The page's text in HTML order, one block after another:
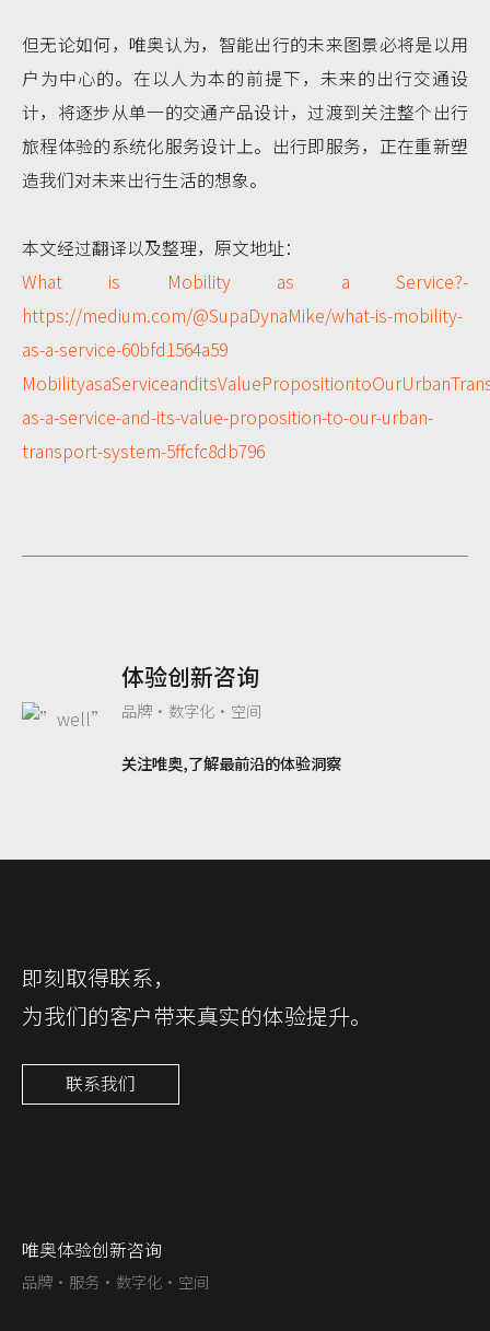
但无论如何，唯奥认为，智能出行的未来图景必将是以用
户为中心的。在以人为本的前提下，未来的出行交通设
计，将逐步从单一的交通产品设计，过渡到关注整个出行
旅程体验的系统化服务设计上。出行即服务，正在重新塑
造我们对未来出行生活的想象。
本文经过翻译以及整理，原文地址：
What is Mobility as a Service?-
https://medium.com/@SupaDynaMike/what-is-mobility-
as-a-service-60bfd1564a59
as-a-service-and-its-value-proposition-to-our-urban-
transport-system-5ffcfc8db796
体验创新咨询
品牌·数字化·空间
关注唯奥,了解最前沿的体验洞察
即刻取得联系，
为我们的客户带来真实的体验提升。
联系我们
唯奥体验创新咨询
品牌·服务·数字化·空间